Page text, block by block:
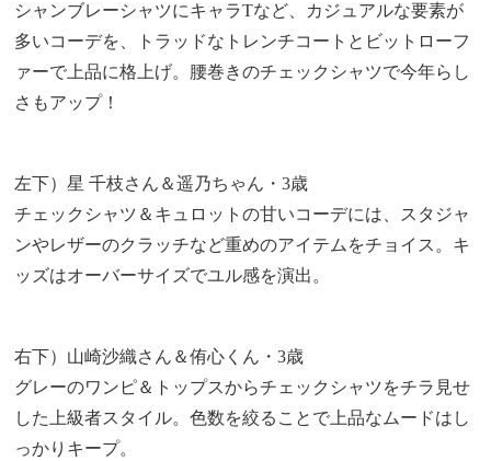
シャンブレーシャツにキャラTなど、カジュアルな要素が
多いコーデを、トラッドなトレンチコートとビットローフ
ァーで上品に格上げ。腰巻きのチェックシャツで今年らし
さもアップ！
左下）星 千枝さん＆遥乃ちゃん・3歳
チェックシャツ＆キュロットの甘いコーデには、スタジャ
ンやレザーのクラッチなど重めのアイテムをチョイス。キ
ッズはオーバーサイズでユル感を演出。
右下）山崎沙織さん＆侑心くん・3歳
グレーのワンピ＆トップスからチェックシャツをチラ見せ
した上級者スタイル。色数を絞ることで上品なムードはし
っかりキープ。